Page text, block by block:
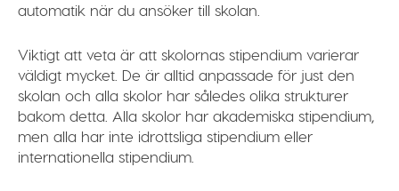
automatik när du ansöker till skolan.
Viktigt att veta är att skolornas stipendium varierar
väldigt mycket. De är alltid anpassade för just den
skolan och alla skolor har således olika strukturer
bakom detta. Alla skolor har akademiska stipendium,
men alla har inte idrottsliga stipendium eller
internationella stipendium.